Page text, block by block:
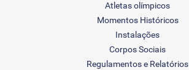
Atletas olímpicos
Momentos Históricos
Instalações
Corpos Sociais
Regulamentos e Relatórios